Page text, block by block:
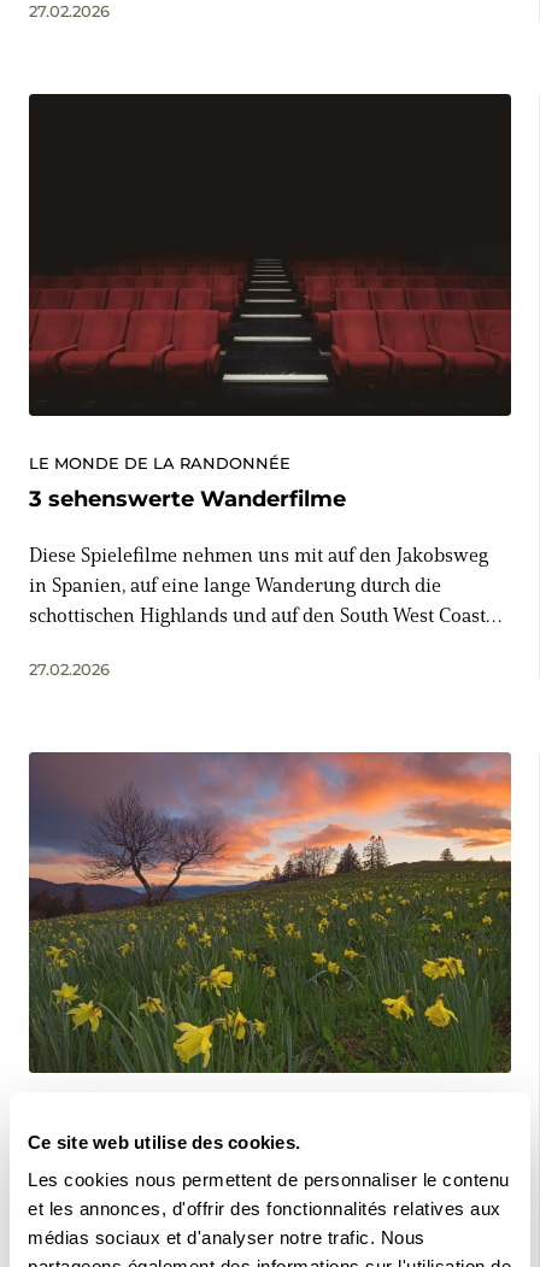
Ce site web utilise des cookies.
Les cookies nous permettent de personnaliser le contenu
et les annonces, d'offrir des fonctionnalités relatives aux
médias sociaux et d'analyser notre trafic. Nous
27.02.2026
LE MONDE DE LA RANDONNÉE
3 sehenswerte Wanderfilme
Diese Spielefilme nehmen uns mit auf den Jakobsweg
in Spanien, auf eine lange Wanderung durch die
schottischen Highlands und auf den South West Coast
Menge zwischenmenschliches Drama.
27.02.2026
Nos photos préférées du printemps
Des jonquilles lumineuses dans le Jura, la fraîcheur
verdoyante de l'Orbe près d'Yverdon (VD) et un insecte